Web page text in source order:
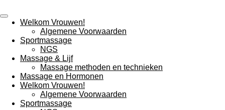
direct
naar
hoofdinhoud
Welkom Vrouwen!
Algemene Voorwaarden
Sportmassage
NGS
Massage & Lijf
Massage methoden en technieken
Massage en Hormonen
Welkom Vrouwen!
Algemene Voorwaarden
Sportmassage